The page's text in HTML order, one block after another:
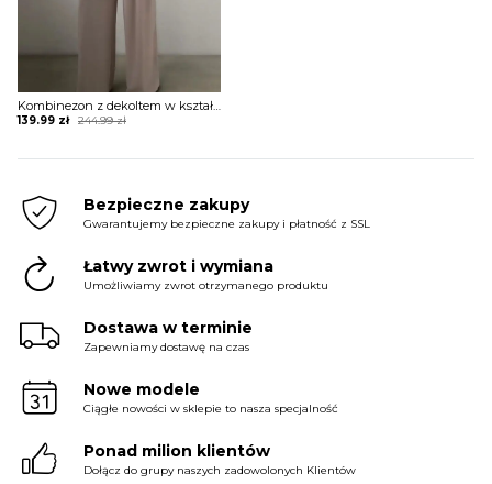
Kombinezon z dekoltem w kształcie serca i szerokimi nogawkami
244.99zł
Original
139.99 zł
Current
Bezpieczne zakupy
Gwarantujemy bezpieczne zakupy i płatność z SSL
Łatwy zwrot i wymiana
Umożliwiamy zwrot otrzymanego produktu
Dostawa w terminie
Zapewniamy dostawę na czas
Nowe modele
Ciągłe nowości w sklepie to nasza specjalność
Ponad milion klientów
Dołącz do grupy naszych zadowolonych Klientów